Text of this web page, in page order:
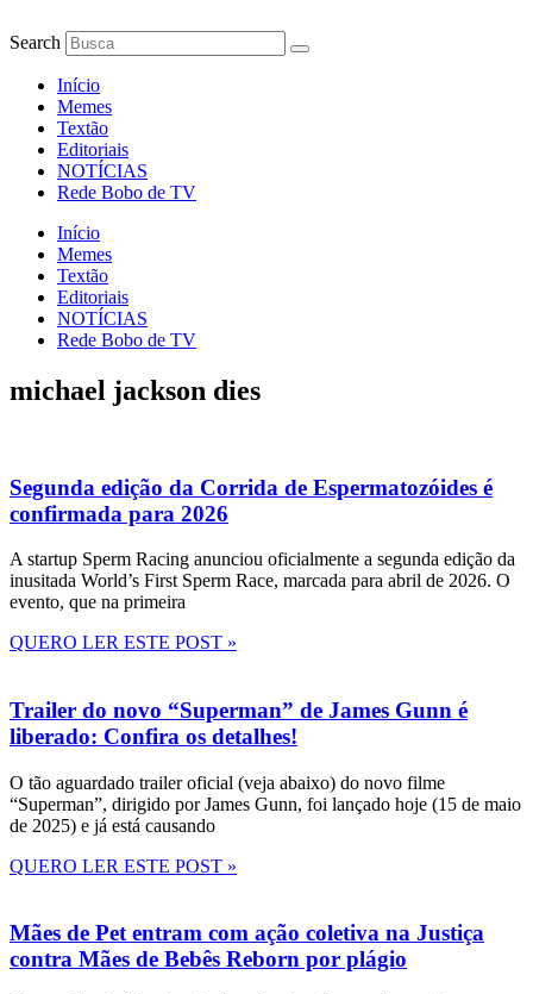
para
conteúdo
Search
Início
Memes
Textão
Editoriais
NOTÍCIAS
Rede Bobo de TV
Início
Memes
Textão
Editoriais
NOTÍCIAS
Rede Bobo de TV
michael jackson dies
Segunda edição da Corrida de Espermatozóides é
confirmada para 2026
A startup Sperm Racing anunciou oficialmente a segunda edição da
inusitada World’s First Sperm Race, marcada para abril de 2026. O
evento, que na primeira
QUERO LER ESTE POST »
Trailer do novo “Superman” de James Gunn é
liberado: Confira os detalhes!
O tão aguardado trailer oficial (veja abaixo) do novo filme
“Superman”, dirigido por James Gunn, foi lançado hoje (15 de maio
de 2025) e já está causando
QUERO LER ESTE POST »
Mães de Pet entram com ação coletiva na Justiça
contra Mães de Bebês Reborn por plágio